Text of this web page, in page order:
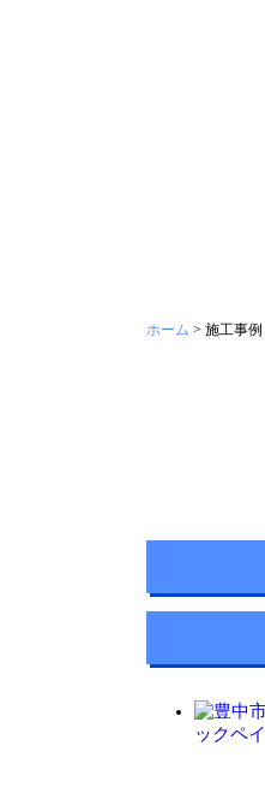
ホーム > 施工事例